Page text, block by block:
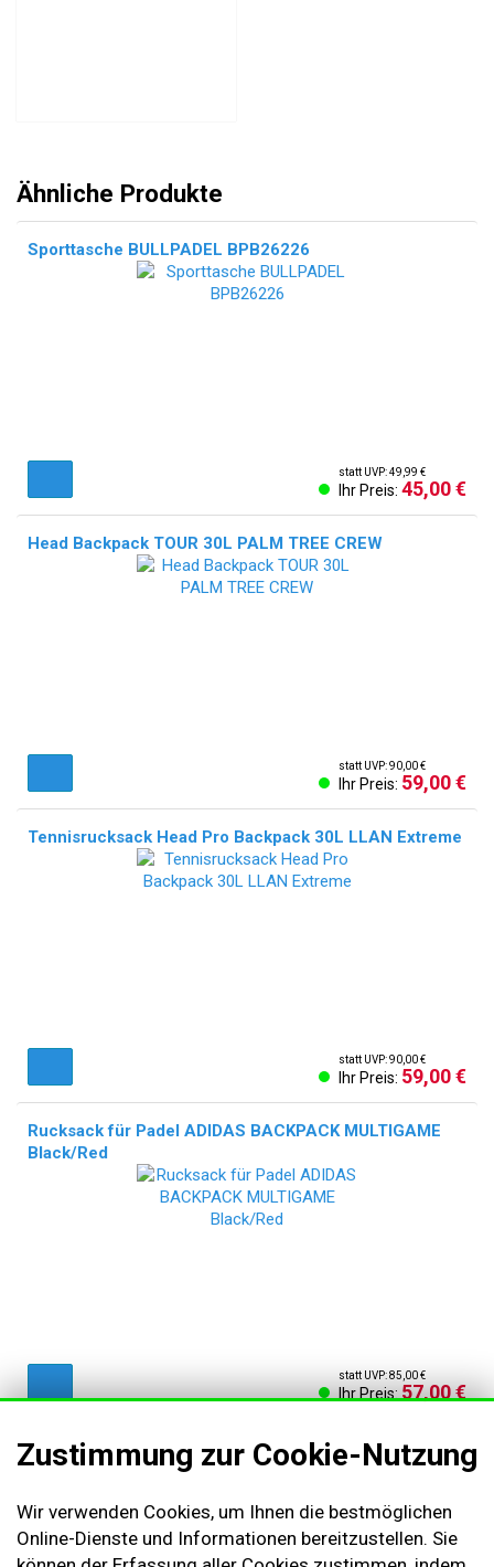
Ähnliche Produkte
Sporttasche BULLPADEL BPB26226
statt UVP: 49,99 €
Ihr Preis: 45,00 €
Head Backpack TOUR 30L PALM TREE CREW
statt UVP: 90,00 €
Ihr Preis: 59,00 €
Tennisrucksack Head Pro Backpack 30L LLAN Extreme
statt UVP: 90,00 €
Ihr Preis: 59,00 €
Rucksack für Padel ADIDAS BACKPACK MULTIGAME
Black/Red
statt UVP: 85,00 €
Ihr Preis: 57,00 €
AGB & Kundeninformationen
Impressum
Zustimmung zur Cookie-Nutzung
Wir verwenden Cookies, um Ihnen die bestmöglichen
Online-Dienste und Informationen bereitzustellen. Sie